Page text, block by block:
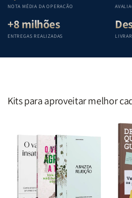
NOTA MÉDIA DA OPERAÇÃO
+8 milhões
ENTREGAS REALIZADAS
Kits para aproveitar melhor